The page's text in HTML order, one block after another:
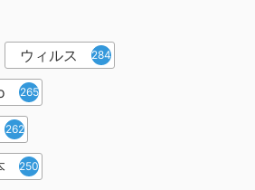
ウィルス 284
265
262
250